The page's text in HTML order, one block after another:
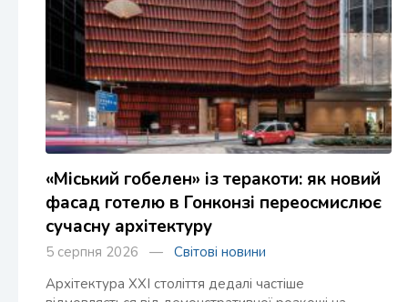
«Міський гобелен» із теракоти: як новий
фасад готелю в Гонконзі переосмислює
сучасну архітектуру
5 серпня 2026 — Світові новини
Архітектура XXI століття дедалі частіше